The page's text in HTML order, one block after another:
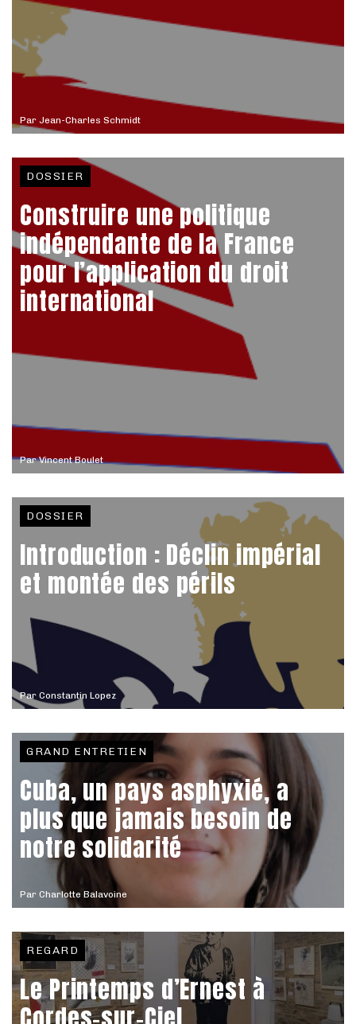
Par Jean-Charles Schmidt
ParVincent Boulet
DOSSIER
Construire une politique
indépendante de la France
pour l’application du droit
international
Par Constantin Lopez
DOSSIER
Introduction : Déclin impérial
et montée des périls
Par Charlotte Balavoine
GRAND ENTRETIEN
Cuba, un pays asphyxié, a
plus que jamais besoin de
notre solidarité
REGARD
Le Printemps d’Ernest à